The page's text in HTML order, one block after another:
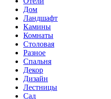
Дом
Ландшафт
Камины
Комнаты
Столовая
Разное
Спальня
Декор
Дизайн
Лестницы
Сад